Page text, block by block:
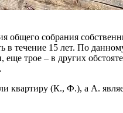
собрания
течение 15 лет. По
трое – в других
квартиру (К., Ф.), а А.